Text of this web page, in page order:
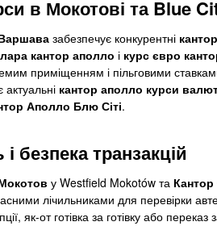
в Мокотові та Blue
забезпечує конкурентні
кантор аполло і курс євро
приміщенням і пільговими
кантор аполло курси
Аполло Блю Сіті.
безпека транзакцій
у Westfield Mokotów та
лічильниками для перевірки
як-от готівка за готівку або